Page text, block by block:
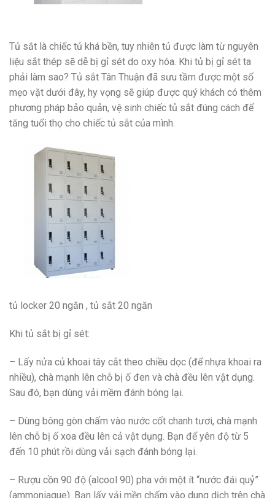
Tủ sắt là chiếc tủ khá bền, tuy nhiên tủ được làm từ nguyên
liệu sắt thép sẽ dễ bị gỉ sét do oxy hóa. Khi tủ bị gỉ sét ta
phải làm sao? Tủ sắt Tân Thuận đã sưu tầm được một số
mẹo vặt dưới đây, hy vọng sẽ giúp được quý khách có thêm
phương pháp bảo quản, vệ sinh chiếc tủ sắt đúng cách để
tăng tuổi thọ cho chiếc tủ sắt của mình.
tủ locker 20 ngăn , tủ sắt 20 ngăn
Khi tủ sắt bị gỉ sét:
– Lấy nửa củ khoai tây cắt theo chiều dọc (để nhựa khoai ra
nhiều), chà mạnh lên chỗ bị ố đen và chà đều lên vật dụng.
Sau đó, bạn dùng vải mềm đánh bóng lại.
– Dùng bông gòn chấm vào nước cốt chanh tươi, chà mạnh
lên chỗ bị ố xoa đều lên cả vật dụng. Bạn để yên độ từ 5
đến 10 phút rồi dùng vải sạch đánh bóng lại.
– Rượu cồn 90 độ (alcool 90) pha với một ít “nước đái quỷ”
(ammoniaque). Bạn lấy vải mền chấm vào dung dịch trên chà